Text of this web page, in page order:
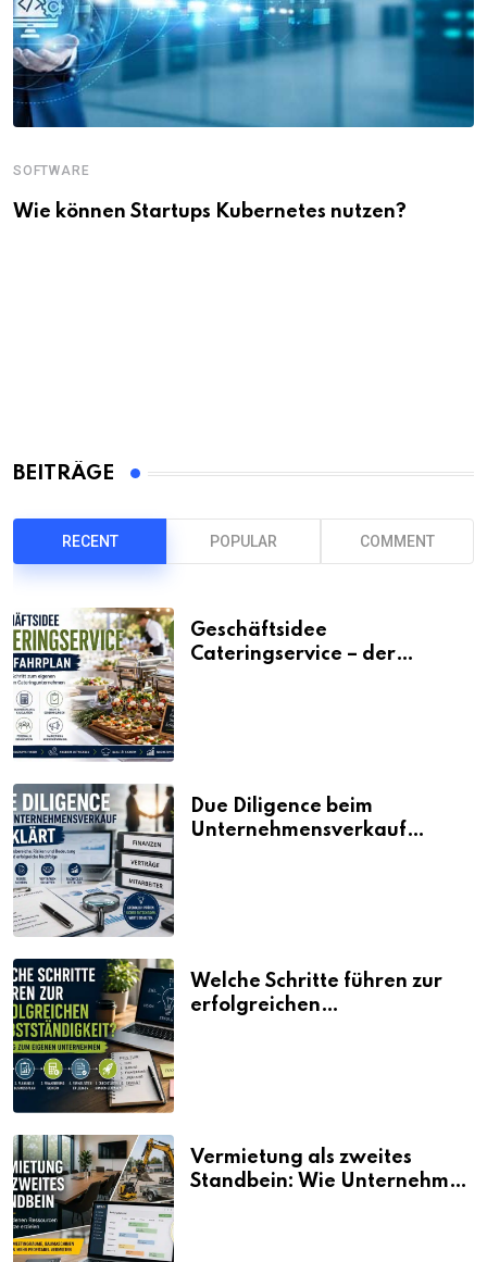
SOFTWARE
Wie können Startups Kubernetes nutzen?
BEITRÄGE
RECENT POPULAR COMMENT
Geschäftsidee
Cateringservice – der
Due Diligence beim
Unternehmensverkauf
Welche Schritte führen zur
erfolgreichen
Vermietung als zweites
Standbein: Wie Unternehmen